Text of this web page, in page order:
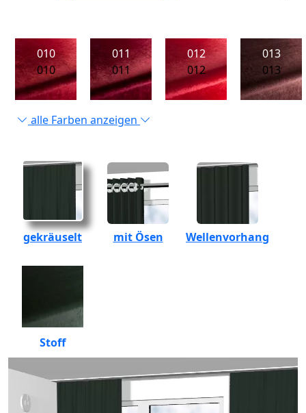
010
010
011
011
012
012
013
013
alle Farben anzeigen
gekräuselt mit Ösen Wellenvorhang
Stoff